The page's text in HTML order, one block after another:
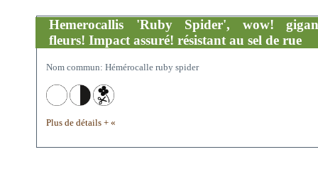
Hemerocallis 'Ruby Spider', wow!
fleurs! Impact assuré! résistant au sel de rue
Nom commun: Hémérocalle ruby spider
Plus de détails + «